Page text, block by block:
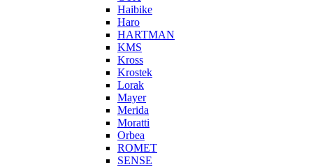
Haibike
Haro
HARTMAN
KMS
Kross
Krostek
Lorak
Mayer
Merida
Moratti
Orbea
ROMET
SENSE